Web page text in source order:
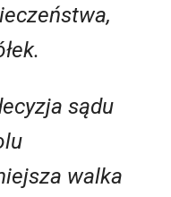
sądu
walka